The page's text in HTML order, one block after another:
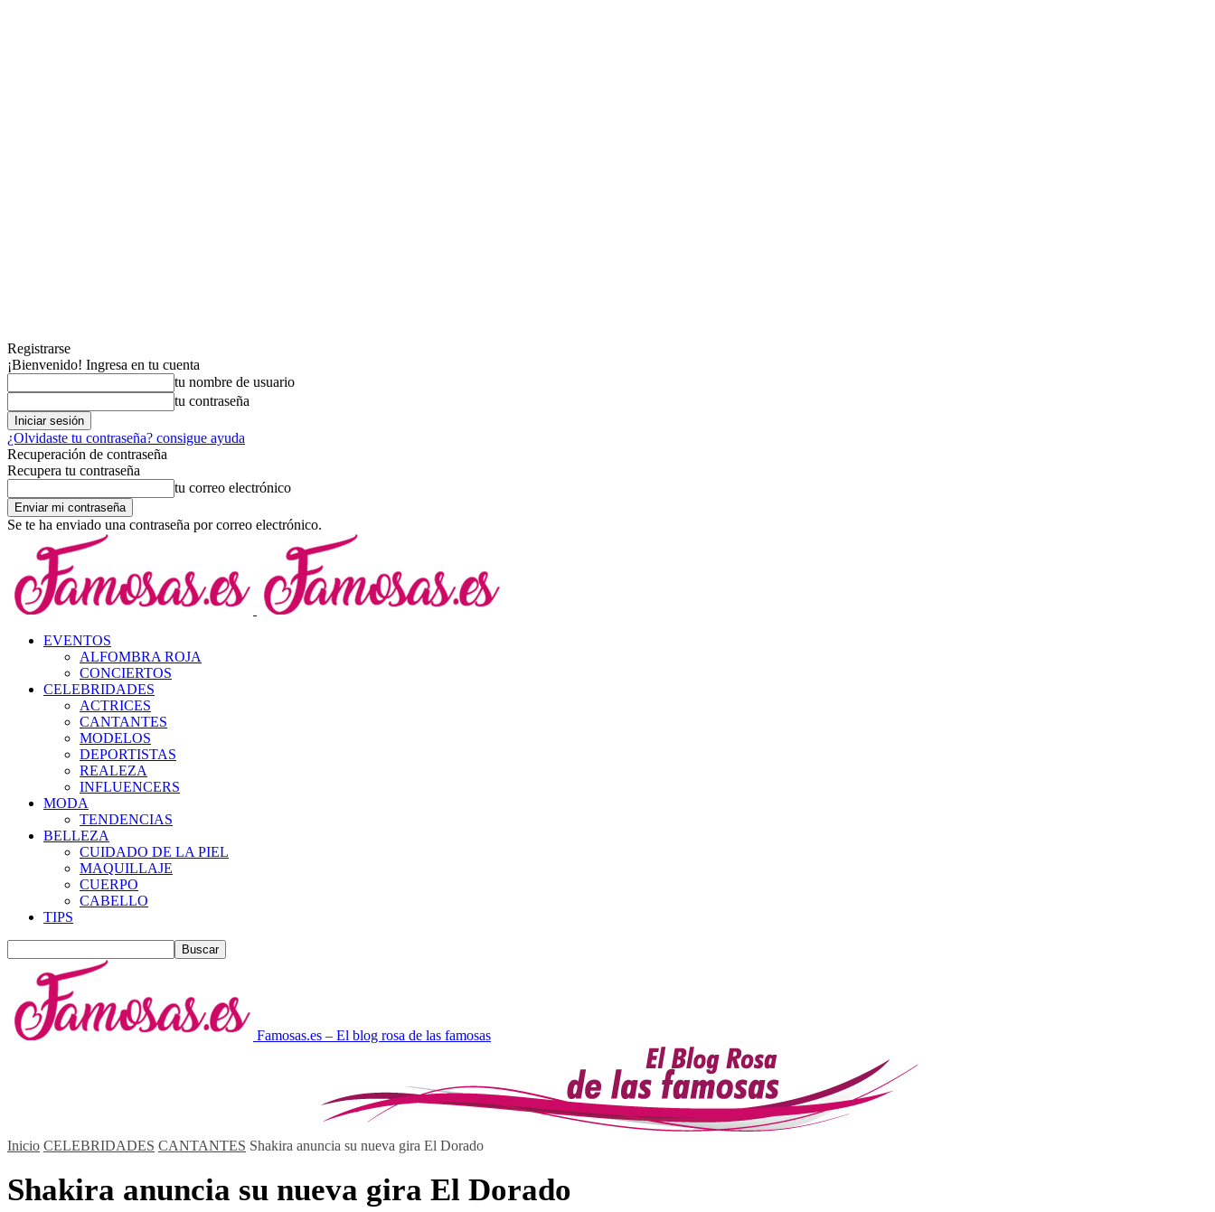
Registrarse
¡Bienvenido! Ingresa en tu cuenta
tu nombre de usuario
tu contraseña
¿Olvidaste tu contraseña? consigue ayuda
Recuperación de contraseña
Recupera tu contraseña
tu correo electrónico
Se te ha enviado una contraseña por correo electrónico.
EVENTOS
ALFOMBRA ROJA
CONCIERTOS
CELEBRIDADES
ACTRICES
CANTANTES
MODELOS
DEPORTISTAS
REALEZA
INFLUENCERS
MODA
TENDENCIAS
BELLEZA
CUIDADO DE LA PIEL
MAQUILLAJE
CUERPO
CABELLO
TIPS
Famosas.es – El blog rosa de las famosas
Inicio CELEBRIDADES CANTANTES Shakira anuncia su nueva gira El Dorado
Shakira anuncia su nueva gira El Dorado